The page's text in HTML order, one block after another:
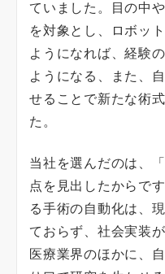
ていました。目の中
を対象とし、ロボッ
ようになれば、経験
ようになる、また、
せることで新たな術
た。
当社を選んだのは、
点を見出したからで
る手術の自動化は、
ておらず、社会実装
医療業界のほかに、